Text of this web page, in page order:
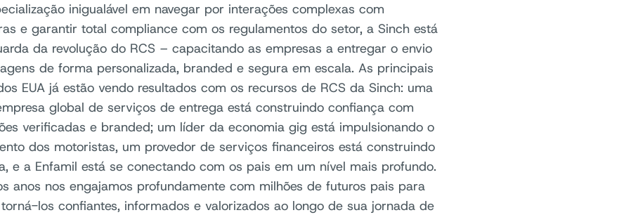
inigualável em navegar por interações complexas com
e garantir total compliance com os regulamentos do setor, a Sinch está
da revolução do RCS – capacitando as empresas a entregar o envio
de forma personalizada, branded e segura em escala. As principais
EUA já estão vendo resultados com os recursos de RCS da Sinch: uma
global de serviços de entrega está construindo confiança com
verificadas e branded; um líder da economia gig está impulsionando o
dos motoristas, um provedor de serviços financeiros está construindo
e a Enfamil está se conectando com os pais em um nível mais profundo.
anos nos engajamos profundamente com milhões de futuros pais para
los confiantes, informados e valorizados ao longo de sua jornada de